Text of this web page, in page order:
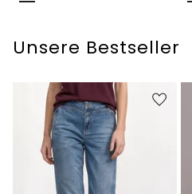
Unsere Bestseller